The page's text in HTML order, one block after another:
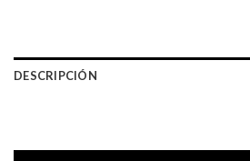
DESCRIPCIÓN